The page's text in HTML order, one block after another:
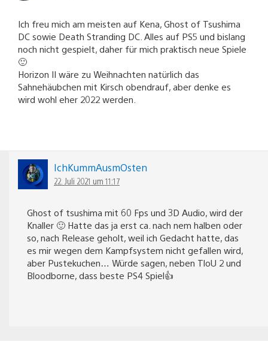
Ich freu mich am meisten auf Kena, Ghost of Tsushima
DC sowie Death Stranding DC. Alles auf PS5 und bislang
noch nicht gespielt, daher für mich praktisch neue Spiele
🙂
Horizon II wäre zu Weihnachten natürlich das
Sahnehäubchen mit Kirsch obendrauf, aber denke es
wird wohl eher 2022 werden.
IchKummAusmOsten
22. Juli 2021 um 11:17
Ghost of tsushima mit 60 Fps und 3D Audio, wird der
Knaller 🙂 Hatte das ja erst ca. nach nem halben oder
so, nach Release geholt, weil ich Gedacht hatte, das
es mir wegen dem Kampfsystem nicht gefallen wird,
aber Pustekuchen… Würde sagen, neben TloU 2 und
Bloodborne, dass beste PS4 Spiel👍